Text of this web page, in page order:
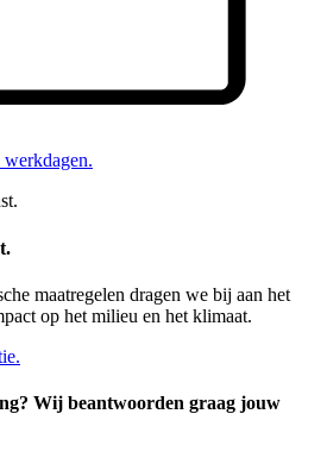
maatregelen dragen we bij aan het
op het milieu en het klimaat.
Wij beantwoorden graag jouw